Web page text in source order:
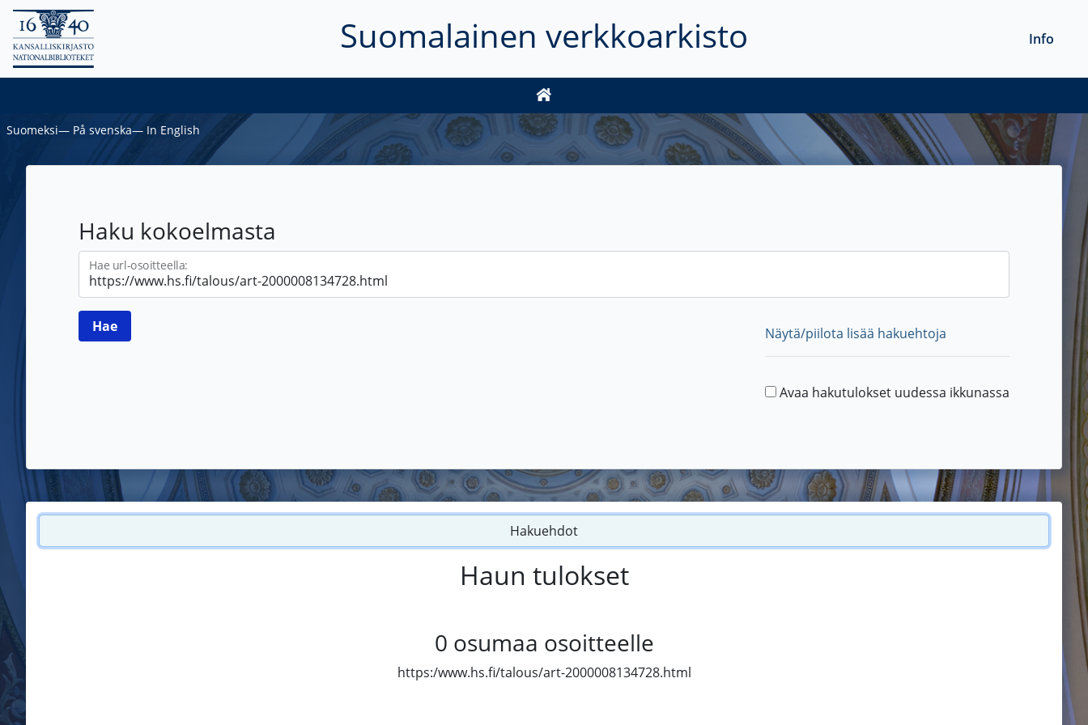
Suomalainen verkkoarkisto Info
Suomeksi― På svenska― In English
Haku kokoelmasta
Hae url-osoitteella:
Näytä/piilota lisää hakuehtoja
Avaa hakutulokset uudessa ikkunassa
Hakuehdot
Haun tulokset
0 osumaa osoitteelle
https:/www.hs.fi/talous/art-2000008134728.html